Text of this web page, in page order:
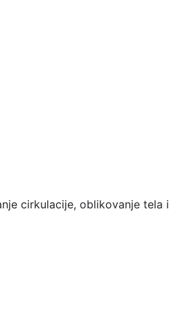
cirkulacije, oblikovanje tela i